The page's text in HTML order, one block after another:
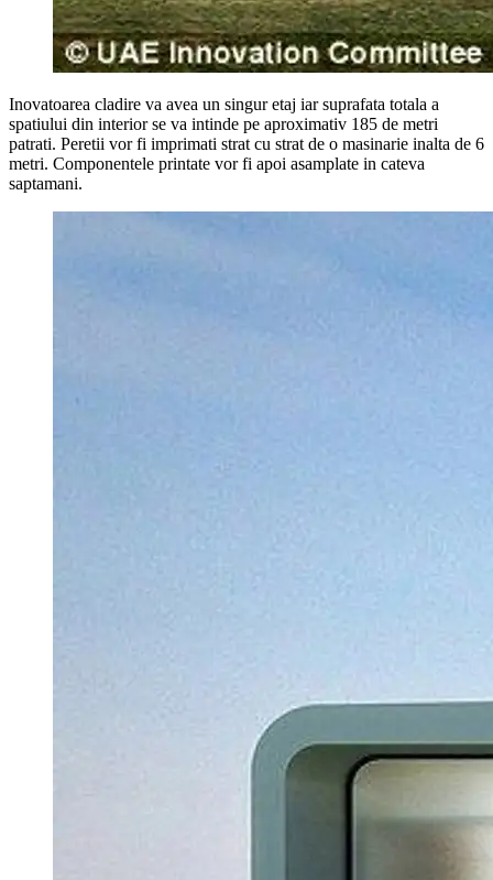
Inovatoarea cladire va avea un singur etaj iar suprafata totala a
spatiului din interior se va intinde pe aproximativ 185 de metri
patrati. Peretii vor fi imprimati strat cu strat de o masinarie inalta de 6
metri. Componentele printate vor fi apoi asamplate in cateva
saptamani.